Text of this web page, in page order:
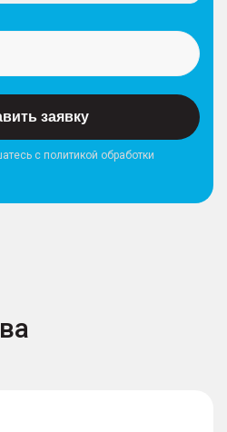
заявку
с политикой обработки